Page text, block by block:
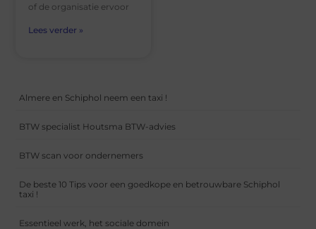
of de organisatie ervoor
Lees verder »
Almere en Schiphol neem een taxi !
BTW specialist Houtsma BTW-advies
BTW scan voor ondernemers
De beste 10 Tips voor een goedkope en betrouwbare Schiphol
taxi !
Essentieel werk, het sociale domein